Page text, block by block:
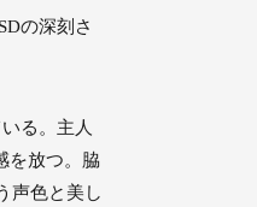
の深刻さ
る。主人
を放つ。脇
声色と美し